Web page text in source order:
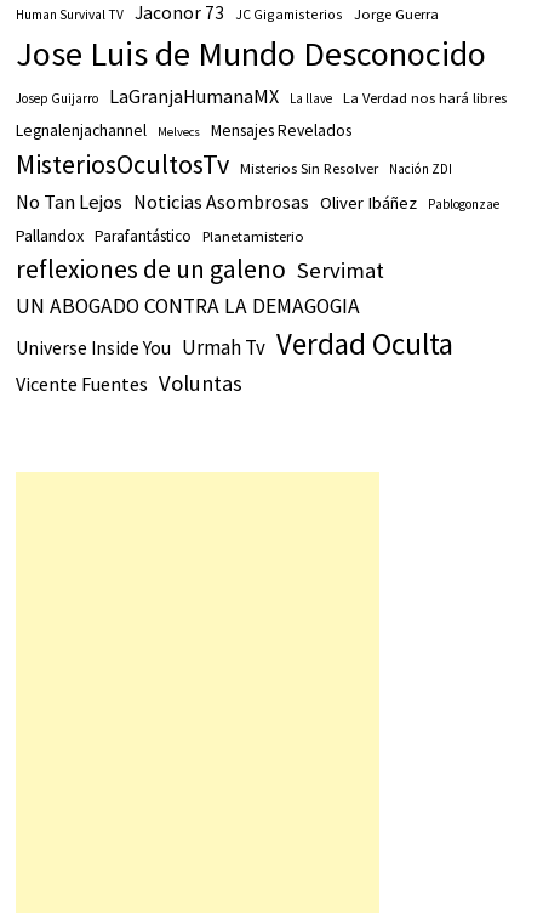
Human Survival TV Jaconor 73 JC Gigamisterios Jorge Guerra
Jose Luis de Mundo Desconocido
Josep Guijarro LaGranjaHumanaMX La llave La Verdad nos hará libres
Legnalenjachannel Melvecs Mensajes Revelados
MisteriosOcultosTv Misterios Sin Resolver Nación ZDI
No Tan Lejos Noticias Asombrosas Oliver Ibáñez Pablogonzae
Pallandox Parafantástico Planetamisterio
reflexiones de un galeno Servimat
UN ABOGADO CONTRA LA DEMAGOGIA
Universe Inside You Urmah Tv Verdad Oculta
Vicente Fuentes Voluntas